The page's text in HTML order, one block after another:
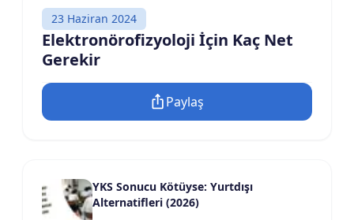
23 Haziran 2024
Elektronörofizyoloji İçin Kaç Net
Gerekir
Paylaş
YKS Sonucu Kötüyse: Yurtdışı
Alternatifleri (2026)